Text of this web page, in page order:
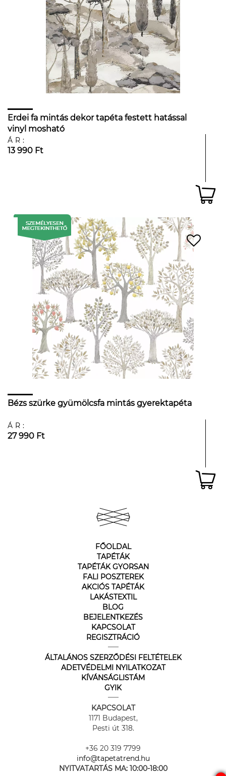
Erdei fa mintás dekor tapéta festett hatással
vinyl mosható
ÁR:
13 990 Ft
Bézs szürke gyümölcsfa mintás gyerektapéta
ÁR:
27 990 Ft
FŐOLDAL
TAPÉTÁK
TAPÉTÁK GYORSAN
FALI POSZTEREK
AKCIÓS TAPÉTÁK
LAKÁSTEXTIL
BLOG
BEJELENTKEZÉS
KAPCSOLAT
REGISZTRÁCIÓ
ÁLTALÁNOS SZERZŐDÉSI FELTÉTELEK
ADETVÉDELMI NYILATKOZAT
KÍVÁNSÁGLISTÁM
GYIK
KAPCSOLAT
1171 Budapest,
Pesti út 318.
+36 20 319 7799
info@tapetatrend.hu
NYITVATARTÁS MA: 10:00-18:00